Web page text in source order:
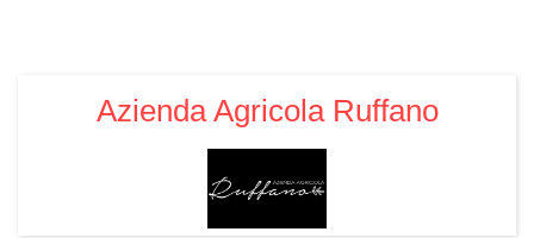
Azienda Agricola Ruffano